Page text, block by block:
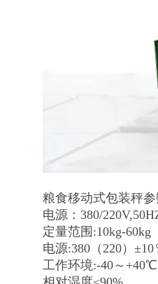
粮食移动式包装秤
电源：380/
定量范围:10kg-60kg
电源:380（220）±10
工作环境:-40～